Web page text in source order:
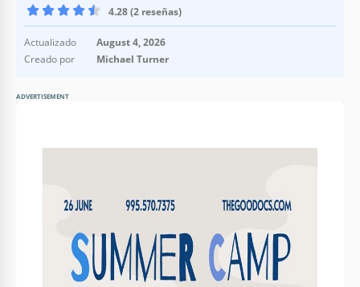
4.28 (2 reseñas)
Actualizado
August 4, 2026
Creado por
Michael Turner
ADVERTISEMENT